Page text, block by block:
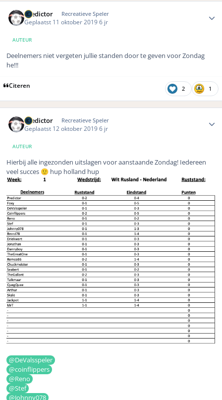
Predictor Recreatieve Speler
Geplaatst 11 oktober 20196 jr
AUTEUR
Deelnemers niet vergeten jullie standen door te geven voor Zondag
he!!!
Citeren 2 1
Predictor Recreatieve Speler
Geplaatst 12 oktober 20196 jr
AUTEUR
Hierbij alle ingezonden uitslagen voor aanstaande Zondag! Iedereen
veel succes 🙂 hup holland hup
@DeValsspeler
@coinflippers
@Reno
@Stef
@Johnny078